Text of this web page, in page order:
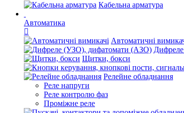
Кабельна арматура
Автоматика
Автоматичні
Щитки, бокси
Релейне обладнання
Реле напруги
Реле контролю фаз
Проміжне реле